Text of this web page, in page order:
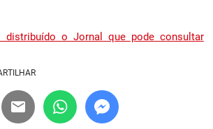
distribuído o Jornal que pode consultar